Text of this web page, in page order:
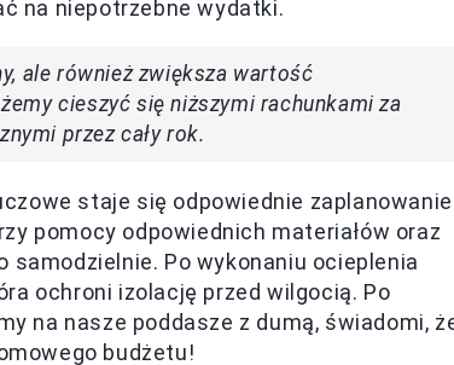
na niepotrzebne wydatki.
ale również zwiększa wartość
cieszyć się niższymi rachunkami za
przez cały rok.
staje się odpowiednie zaplanowanie
pomocy odpowiednich materiałów oraz
Po wykonaniu ocieplenia
ochroni izolację przed wilgocią. Po
na nasze poddasze z dumą, świadomi,
budżetu!